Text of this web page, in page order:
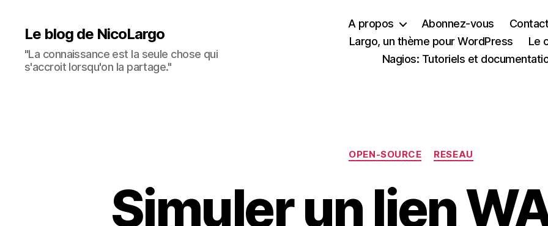
Le blog de NicoLargo
"La connaissance est la seule chose qui
s'accroit lorsqu'on la partage."
A propos Abonnez-vous Contact
Largo, un thème pour WordPress
Le
Nagios: Tutoriels et
Catégories
OPEN-SOURCE RESEAU
Simuler un lien